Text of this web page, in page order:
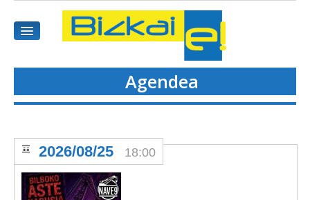
GAIAK
AGENDEA
Agendea
2026/08/25 18:00